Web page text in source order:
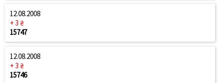
12.08.2008
+ 3 ₴
15747
12.08.2008
+ 3 ₴
15746